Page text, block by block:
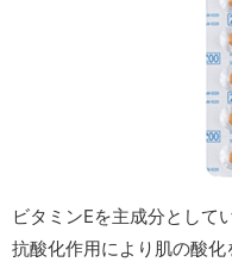
ビタミンEを主成分として
抗酸化作用により肌の酸